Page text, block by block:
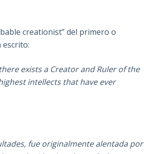
creationist” del primero o
escrito:
exists a Creator and Ruler of the
intellects that have ever
fue originalmente alentada por